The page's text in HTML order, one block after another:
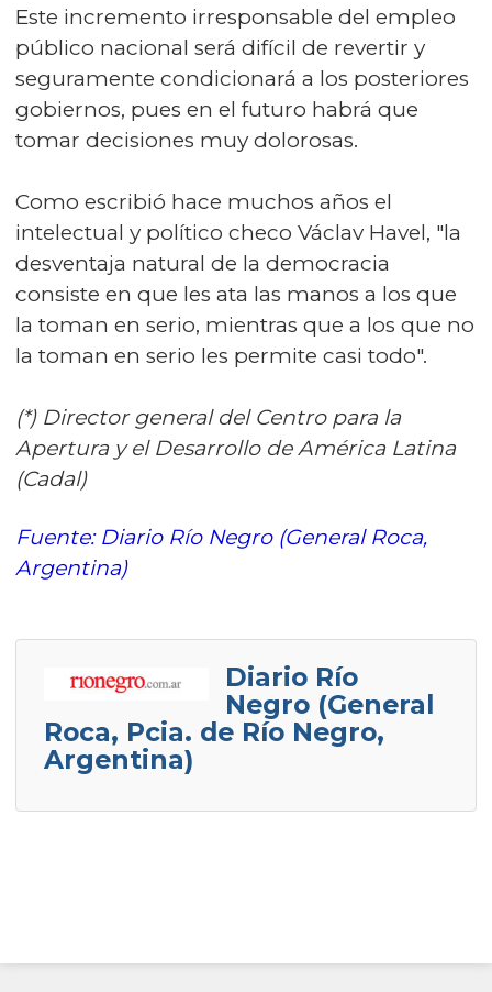
Este incremento irresponsable del empleo
público nacional será difícil de revertir y
seguramente condicionará a los posteriores
gobiernos, pues en el futuro habrá que
tomar decisiones muy dolorosas.
Como escribió hace muchos años el
intelectual y político checo Václav Havel, "la
desventaja natural de la democracia
consiste en que les ata las manos a los que
la toman en serio, mientras que a los que no
la toman en serio les permite casi todo".
(*) Director general del Centro para la
Apertura y el Desarrollo de América Latina
(Cadal)
Fuente: Diario Río Negro (General Roca,
Argentina)
Diario Río
Negro (General
Roca, Pcia. de Río Negro,
Argentina)